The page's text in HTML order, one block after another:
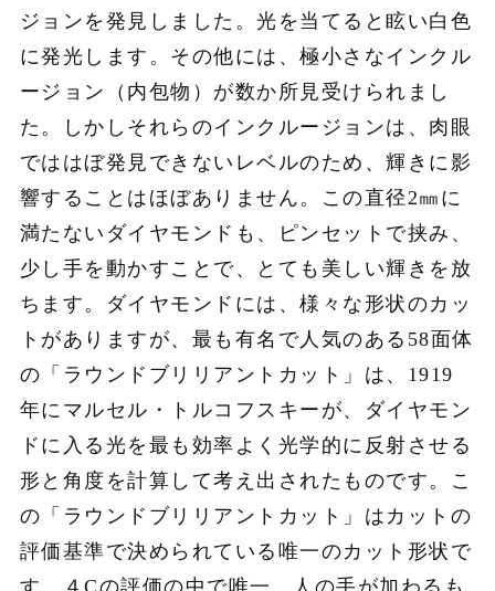
ジョンを発見しました。光を当てると眩い白色
に発光します。その他には、極小さなインクル
ージョン（内包物）が数か所見受けられまし
た。しかしそれらのインクルージョンは、肉眼
でははぼ発見できないレベルのため、輝きに影
響することはほぼありません。この直径2㎜に
満たないダイヤモンドも、ピンセットで挟み、
少し手を動かすことで、とても美しい輝きを放
ちます。ダイヤモンドには、様々な形状のカッ
トがありますが、最も有名で人気のある58面体
の「ラウンドブリリアントカット」は、1919
年にマルセル・トルコフスキーが、ダイヤモン
ドに入る光を最も効率よく光学的に反射させる
形と角度を計算して考え出されたものです。こ
の「ラウンドブリリアントカット」はカットの
評価基準で決められている唯一のカット形状で
す。４Cの評価の中で唯一、人の手が加わるも